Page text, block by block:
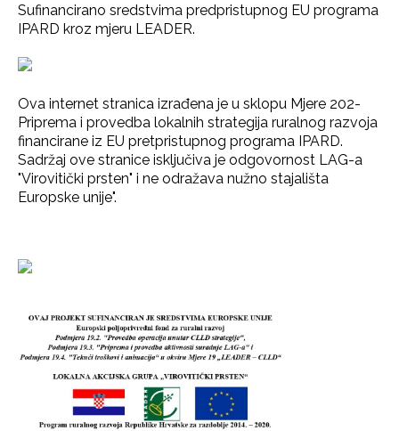
Sufinancirano sredstvima predpristupnog EU programa
IPARD kroz mjeru LEADER.
Ova internet stranica izrađena je u sklopu Mjere 202-
Priprema i provedba lokalnih strategija ruralnog razvoja
financirane iz EU pretpristupnog programa IPARD.
Sadržaj ove stranice isključiva je odgovornost LAG-a
"Virovitički prsten" i ne odražava nužno stajališta
Europske unije".